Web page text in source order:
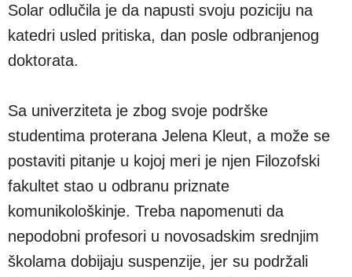
Solar odlučila je da napusti svoju poziciju na
katedri usled pritiska, dan posle odbranjenog
doktorata.
Sa univerziteta je zbog svoje podrške
studentima proterana Jelena Kleut, a može se
postaviti pitanje u kojoj meri je njen Filozofski
fakultet stao u odbranu priznate
komunikološkinje. Treba napomenuti da
nepodobni profesori u novosadskim srednjim
školama dobijaju suspenzije, jer su podržali